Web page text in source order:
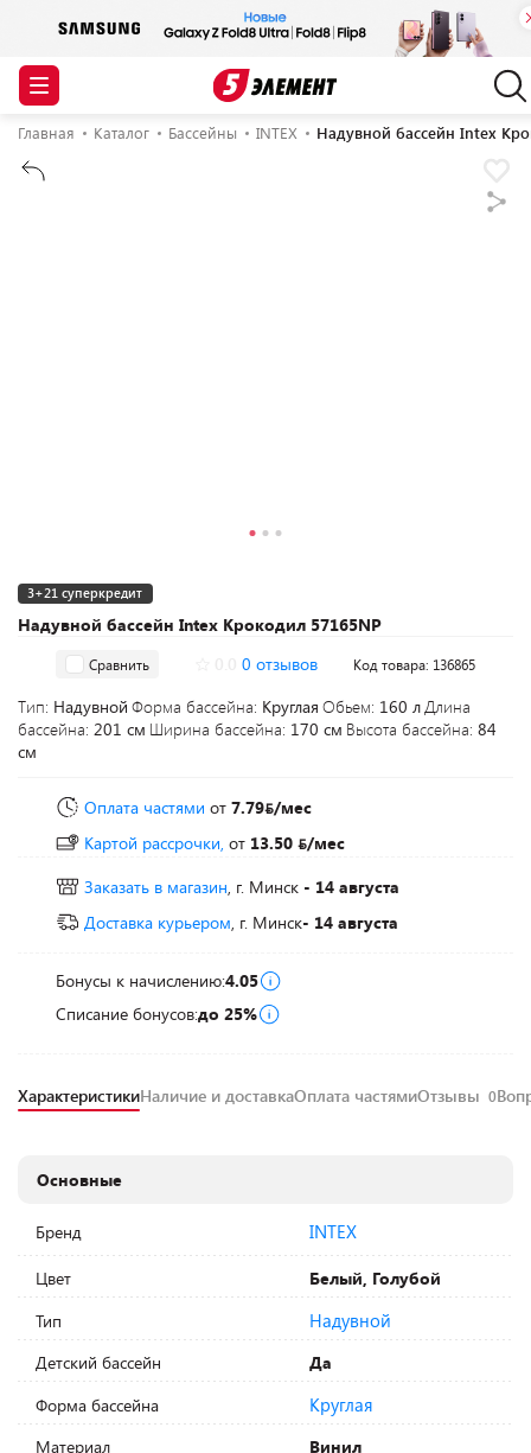
Главная Каталог Бассейны INTEX Надувной бассейн Intex
Надувной бассейн Intex Крокодил 57165NP
3+21 суперкредит
Сравнить 0 отзывов Код товара: 136865
Тип: Надувной Форма бассейна: Круглая Обьем: 160 лДлина
бассейна: 201 см Ширина бассейна: 170 см Высота бассейна: 84
см
Оплата частями от 7.79 /мес
Картой рассрочки, от 13.50
/мес
Заказать в магазин, г. Минск - 14 августа
Доставка курьером, г. Минск- 14 августа
Бонусы к начислению:4.05
Списание бонусов:до 25%
ХарактеристикиНаличие и доставкаОплата частямиОтзывы 0
Основные
Бренд INTEX
Цвет
Белый, Голубой
Тип
Надувной
Детский бассейн
Да
Форма бассейна
Круглая
Материал
Винил